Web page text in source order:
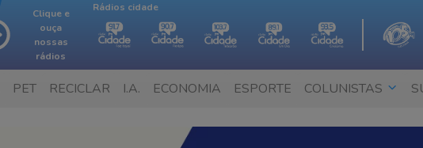
Clique e
ouça
nossas
rádios
Rádios cidade
PET RECICLAR I.A. ECONOMIA ESPORTE COLUNISTAS